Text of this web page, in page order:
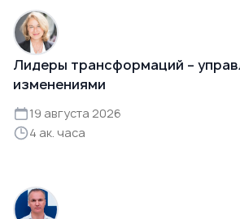
Лидеры трансформаций –
изменениями
19 августа 2026
4 ак. часа